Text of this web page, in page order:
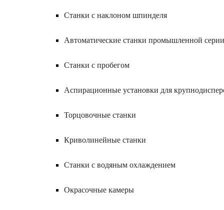
Станки с наклоном шпинделя
Автоматические станки промышленной серии
Станки с пробегом
Аспирационные установки для
Торцовочные станки
Криволинейные станки
Станки с водяным охлаждением
Окрасочные камеры